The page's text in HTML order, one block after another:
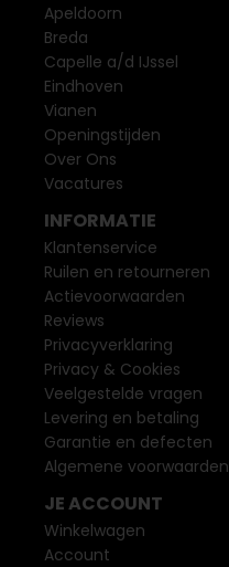
Apeldoorn
Breda
Capelle a/d IJssel
Eindhoven
Vianen
Openingstijden
Over Ons
Vacatures
INFORMATIE
Klantenservice
Ruilen en retourneren
Actievoorwaarden
Reviews
Privacyverklaring
Privacy & Cookies
Veelgestelde vragen
Levering en betaling
Garantie en defecten
Algemene voorwaarden
JE ACCOUNT
Winkelwagen
Account